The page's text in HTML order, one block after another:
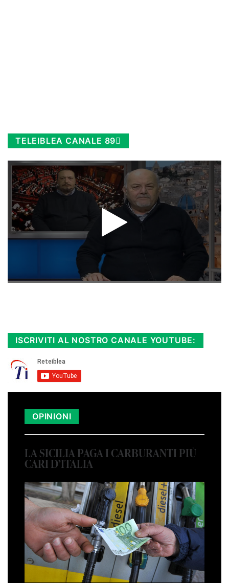
TELEIBLEA CANALE 89
ISCRIVITI AL NOSTRO CANALE YOUTUBE:
OPINIONI
LA SICILIA PAGA I CARBURANTI PIÙ
CARI D’ITALIA